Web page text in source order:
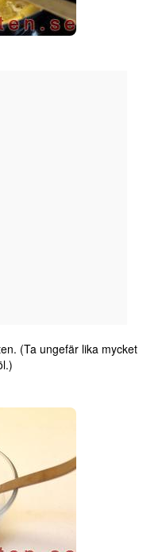
(Ta ungefär lika mycket